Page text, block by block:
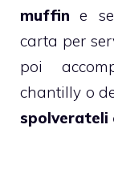
muffin e
carta per
poi
chantilly o
spolverateli